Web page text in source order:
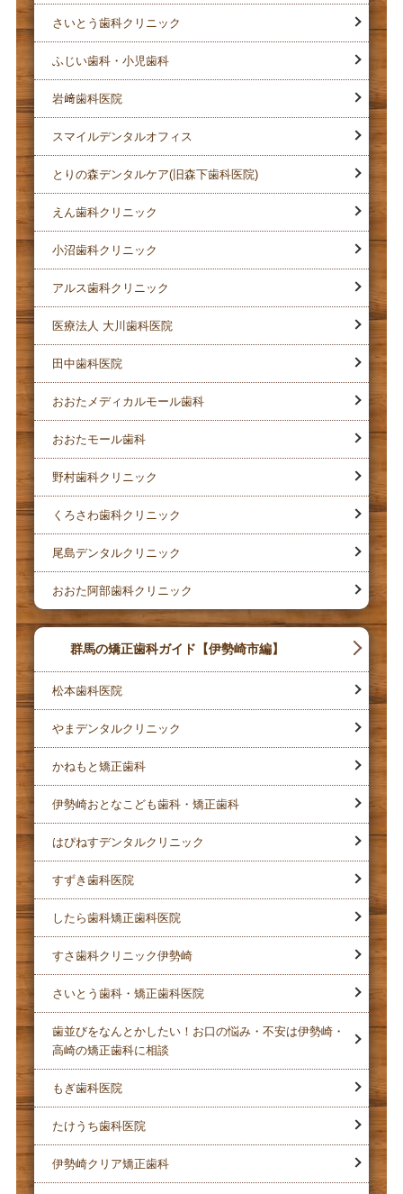
さいとう歯科クリニック
ふじい歯科・小児歯科
岩﨑歯科医院
スマイルデンタルオフィス
とりの森デンタルケア(旧森下歯科医院)
えん歯科クリニック
小沼歯科クリニック
アルス歯科クリニック
医療法人 大川歯科医院
田中歯科医院
おおたメディカルモール歯科
おおたモール歯科
野村歯科クリニック
くろさわ歯科クリニック
尾島デンタルクリニック
おおた阿部歯科クリニック
群馬の矯正歯科ガイド【伊勢崎市編】
松本歯科医院
やまデンタルクリニック
かねもと矯正歯科
伊勢崎おとなこども歯科・矯正歯科
はぴねすデンタルクリニック
すずき歯科医院
したら歯科矯正歯科医院
すさ歯科クリニック伊勢崎
さいとう歯科・矯正歯科医院
歯並びをなんとかしたい！お口の悩み・不安は伊勢崎・
高崎の矯正歯科に相談
もぎ歯科医院
たけうち歯科医院
伊勢崎クリア矯正歯科